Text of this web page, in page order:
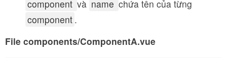
component và name chứa tên của từng
component .
File components/ComponentA.vue